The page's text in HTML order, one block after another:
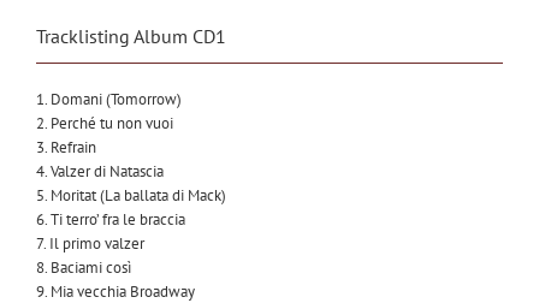
Tracklisting Album CD1
1. Domani (Tomorrow)
2. Perché tu non vuoi
3. Refrain
4. Valzer di Natascia
5. Moritat (La ballata di Mack)
6. Ti terro’ fra le braccia
7. Il primo valzer
8. Baciami così
9. Mia vecchia Broadway